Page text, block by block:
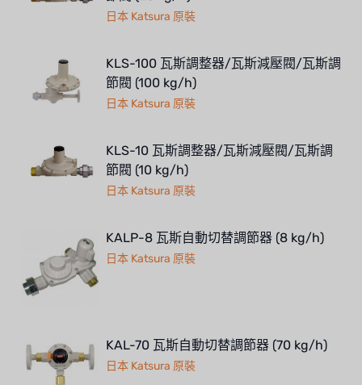
日本 Katsura 原裝
KLS-100 瓦斯調整器/瓦斯減壓閥/瓦斯調
節閥 (100 kg/h)
日本 Katsura 原裝
KLS-10 瓦斯調整器/瓦斯減壓閥/瓦斯調
節閥 (10 kg/h)
日本 Katsura 原裝
KALP-8 瓦斯自動切替調節器 (8 kg/h)
日本 Katsura 原裝
KAL-70 瓦斯自動切替調節器 (70 kg/h)
日本 Katsura 原裝